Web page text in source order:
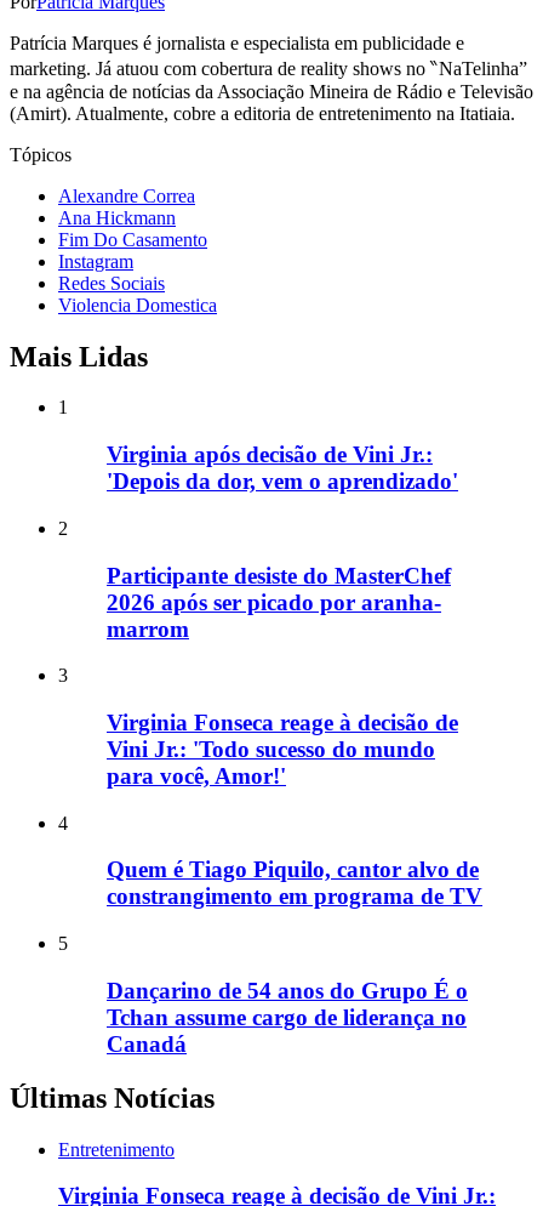
Patrícia Marques é jornalista e especialista em publicidade e
marketing. Já atuou com cobertura de reality shows no ‶NaTelinha”
e na agência de notícias da Associação Mineira de Rádio e Televisão
(Amirt). Atualmente, cobre a editoria de entretenimento na Itatiaia.
Tópicos
Alexandre Correa
Ana Hickmann
Fim Do Casamento
Instagram
Redes Sociais
Violencia Domestica
Mais Lidas
1
Virginia após decisão de Vini Jr.:
'Depois da dor, vem o aprendizado'
2
Participante desiste do MasterChef
2026 após ser picado por aranha-
marrom
3
Virginia Fonseca reage à decisão de
Vini Jr.: 'Todo sucesso do mundo
para você, Amor!'
4
Quem é Tiago Piquilo, cantor alvo de
constrangimento em programa de TV
5
Dançarino de 54 anos do Grupo É o
Tchan assume cargo de liderança no
Canadá
Últimas Notícias
Entretenimento
Virginia Fonseca reage à decisão de Vini Jr.: